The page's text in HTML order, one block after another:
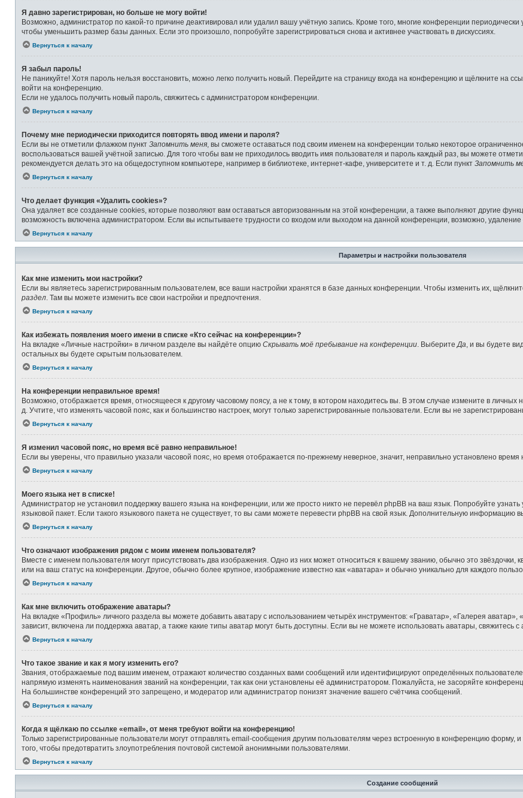
Я давно зарегистрирован, но больше не могу войти!
Возможно, администратор по какой-то причине деактивировал или удалил вашу учётную запись. Кроме того, многие конференции
чтобы уменьшить размер базы данных. Если это произошло, попробуйте зарегистрироваться снова и активнее участвовать в дискуссиях.
Вернуться к началу
Я забыл пароль!
Не паникуйте! Хотя пароль нельзя восстановить, можно легко получить новый. Перейдите на страницу входа на конференцию и щёлкните на
войти на конференцию.
Если не удалось получить новый пароль, свяжитесь с администратором конференции.
Вернуться к началу
Почему мне периодически приходится повторять ввод имени и пароля?
Если вы не отметили флажком пункт Запомнить меня , вы сможете оставаться под своим именем на конференции только некоторое
воспользоваться вашей учётной записью. Для того чтобы вам не приходилось вводить имя пользователя и пароль каждый раз, вы можете
рекомендуется делать это на общедоступном компьютере, например в библиотеке, интернет-кафе, университете и т. д. Если пункт Запомнить
Вернуться к началу
Что делает функция «Удалить cookies»?
Она удаляет все созданные cookies, которые позволяют вам оставаться авторизованным на этой конференции, а также выполняют другие
возможность включена администратором. Если вы испытываете трудности со входом или выходом на данной конференции, возможно, удаление
Вернуться к началу
Параметры и настройки пользователя
Как мне изменить мои настройки?
Если вы являетесь зарегистрированным пользователем, все ваши настройки хранятся в базе данных конференции. Чтобы изменить их,
раздел . Там вы можете изменить все свои настройки и предпочтения.
Вернуться к началу
Как избежать появления моего имени в списке «Кто сейчас на конференции»?
На вкладке «Личные настройки» в личном разделе вы найдёте опцию Скрывать моё пребывание на конференции . Выберите Да , и вы будете
остальных вы будете скрытым пользователем.
Вернуться к началу
На конференции неправильное время!
Возможно, отображается время, относящееся к другому часовому поясу, а не к тому, в котором находитесь вы. В этом случае измените в личных
д. Учтите, что изменять часовой пояс, как и большинство настроек, могут только зарегистрированные пользователи. Если вы не
Вернуться к началу
Я изменил часовой пояс, но время всё равно неправильное!
Если вы уверены, что правильно указали часовой пояс, но время отображается по-прежнему неверное, значит, неправильно установлено
Вернуться к началу
Моего языка нет в списке!
Администратор не установил поддержку вашего языка на конференции, или же просто никто не перевёл phpBB на ваш язык. Попробуйте
языковой пакет. Если такого языкового пакета не существует, то вы сами можете перевести phpBB на свой язык. Дополнительную информацию
Вернуться к началу
Что означают изображения рядом с моим именем пользователя?
Вместе с именем пользователя могут присутствовать два изображения. Одно из них может относиться к вашему званию, обычно это звёздочки,
или на ваш статус на конференции. Другое, обычно более крупное, изображение известно как «аватара» и обычно уникально для каждого
Вернуться к началу
Как мне включить отображение аватары?
На вкладке «Профиль» личного раздела вы можете добавить аватару с использованием четырёх инструментов: «Граватар», «Галерея
зависит, включена ли поддержка аватар, а также какие типы аватар могут быть доступны. Если вы не можете использовать аватары, свяжитесь
Вернуться к началу
Что такое звание и как я могу изменить его?
Звания, отображаемые под вашим именем, отражают количество созданных вами сообщений или идентифицируют определённых
напрямую изменять наименования званий на конференции, так как они установлены её администратором. Пожалуйста, не засоряйте
На большинстве конференций это запрещено, и модератор или администратор понизят значение вашего счётчика сообщений.
Вернуться к началу
Когда я щёлкаю по ссылке «email», от меня требуют войти на конференцию!
Только зарегистрированные пользователи могут отправлять email-сообщения другим пользователям через встроенную в конференцию форму,
того, чтобы предотвратить злоупотребления почтовой системой анонимными пользователями.
Вернуться к началу
Создание сообщений